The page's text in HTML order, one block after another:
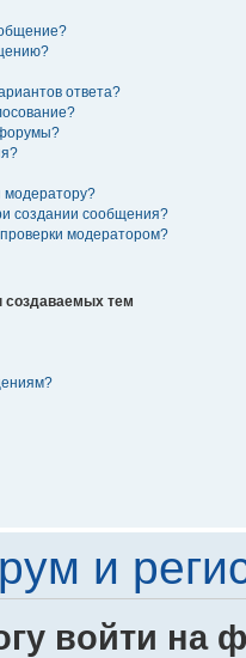
ответа?
модератору?
создании сообщения?
модератором?
создаваемых тем
и
войти на